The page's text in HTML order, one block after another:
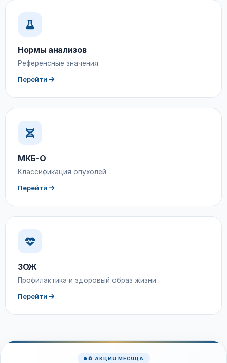
Нормы анализов
Референсные значения
Перейти
МКБ-О
Классификация опухолей
Перейти
ЗОЖ
Профилактика и здоровый образ жизни
Перейти
🧲 АКЦИЯ МЕСЯЦА